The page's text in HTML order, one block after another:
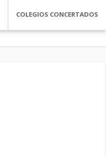
COLEGIOS CONCERTADOS